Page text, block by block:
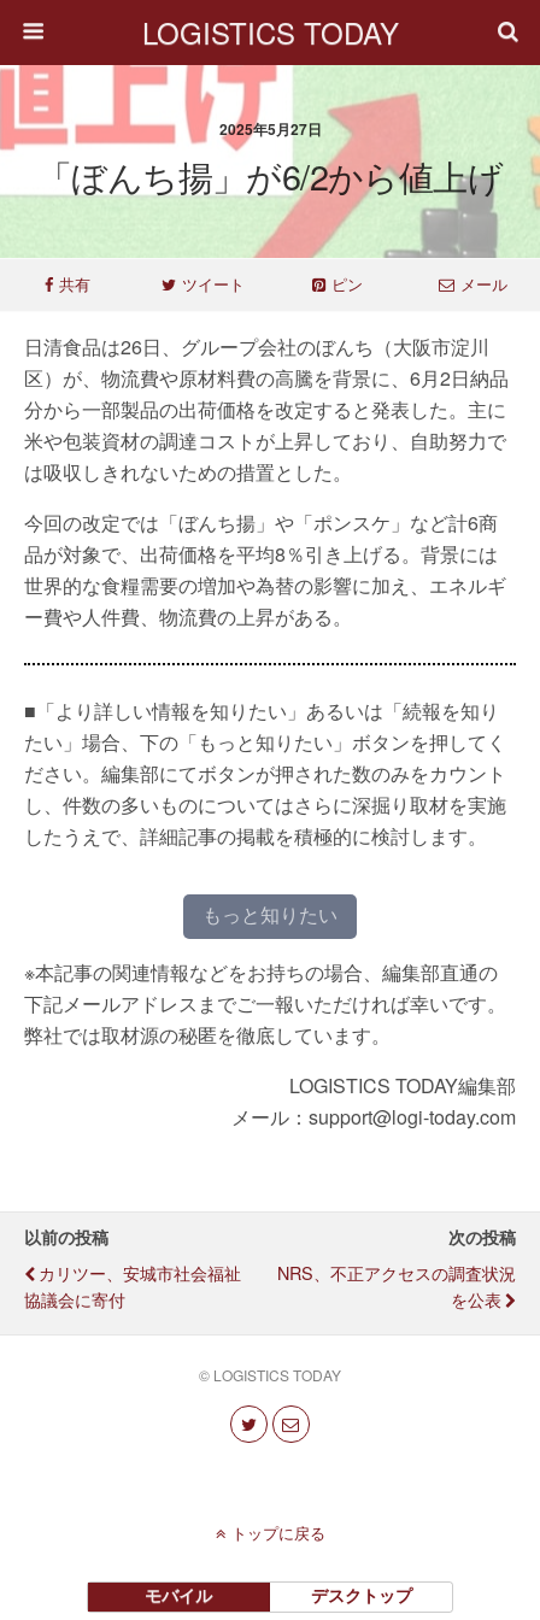
LOGISTICS TODAY
2025年5月27日
「ぼんち揚」が6/2から値上げ
共有 ツイート ピン メール
日清食品は26日、グループ会社のぼんち（大阪市淀川
区）が、物流費や原材料費の高騰を背景に、6月2日納品
分から一部製品の出荷価格を改定すると発表した。主に
米や包装資材の調達コストが上昇しており、自助努力で
は吸収しきれないための措置とした。
今回の改定では「ぼんち揚」や「ポンスケ」など計6商
品が対象で、出荷価格を平均8％引き上げる。背景には
世界的な食糧需要の増加や為替の影響に加え、エネルギ
ー費や人件費、物流費の上昇がある。
■「より詳しい情報を知りたい」あるいは「続報を知り
たい」場合、下の「もっと知りたい」ボタンを押してく
ださい。編集部にてボタンが押された数のみをカウント
し、件数の多いものについてはさらに深掘り取材を実施
したうえで、詳細記事の掲載を積極的に検討します。
もっと知りたい
※本記事の関連情報などをお持ちの場合、編集部直通の
下記メールアドレスまでご一報いただければ幸いです。
弊社では取材源の秘匿を徹底しています。
LOGISTICS TODAY編集部
メール：support@logi-today.com
以前の投稿
カリツー、安城市社会福祉
協議会に寄付
次の投稿
NRS、不正アクセスの調査状況
を公表
© LOGISTICS TODAY
トップに戻る
モバイル デスクトップ